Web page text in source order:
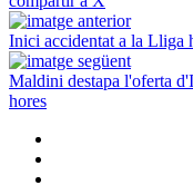
Inici accidentat a la Lliga
Maldini destapa l'oferta
hores